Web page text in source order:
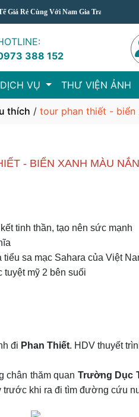
Với Nam Gia Travel
388 152
VỤ THƯ VIỆN ẢNH
thích / tour phan thiết - biển
- BIỂN XANH MÀU
tinh thần, tạo nên sức mạnh
sa mạc Sahara của Việt
mỹ 2 bên suối
đi Phan Thiết. HDV thuyết
chân thăm quan Trường Dục
trước khi ra đi tìm đường cứu